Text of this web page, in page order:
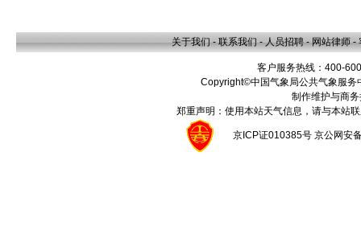
关于我们 - 联系我们 - 人员招聘 - 网站律师 -
客户服务热线：400-
Copyright©中国气象局公共气象服
制作维护与商
郑重声明：使用本站天气信息，请与本站
京ICP证010385号 京公网安